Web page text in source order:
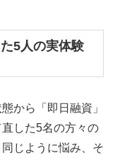
5人の実体験
から「即日融資」
した5名の方々の
じように悩み、そ